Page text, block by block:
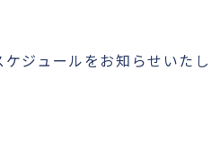
ジュールをお知らせいたし